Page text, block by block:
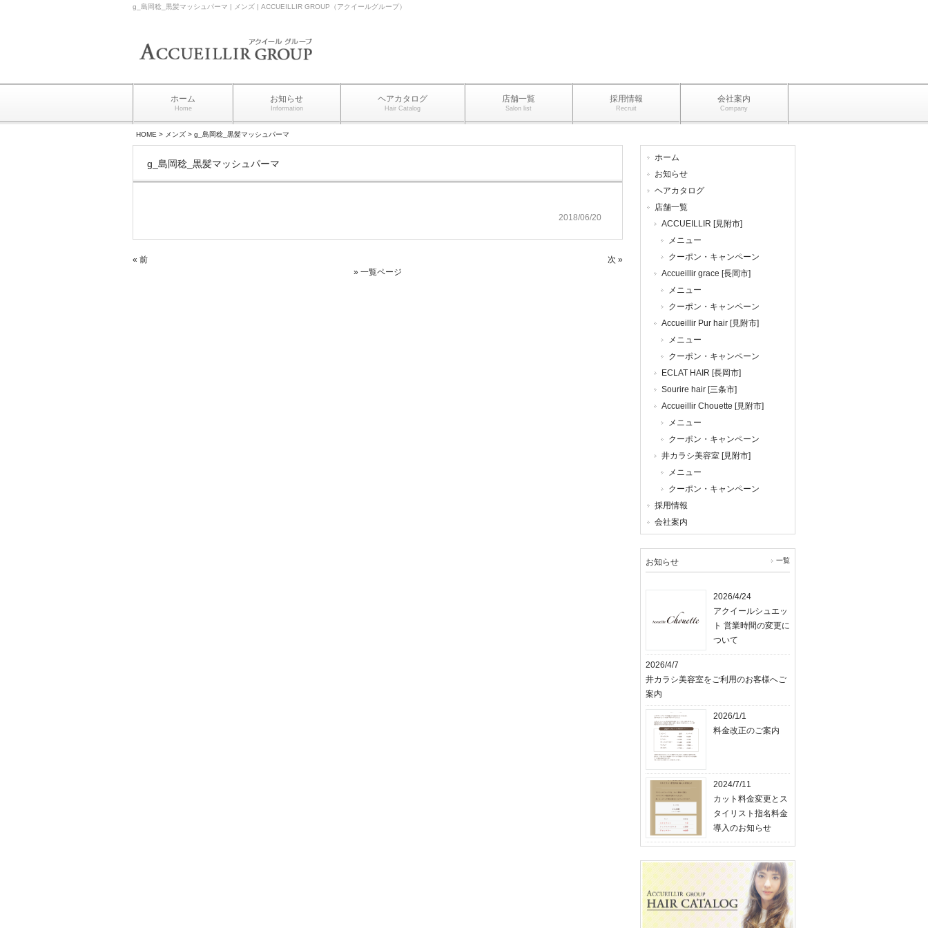
g_島岡稔_黒髪マッシュパーマ | メンズ | ACCUEILLIR GROUP（アクイールグループ）
ホーム
Home
お知らせ
Information
ヘアカタログ
Hair Catalog
店舗一覧
Salon list
採用情報
Recruit
会社案内
Company
HOME > メンズ > g_島岡稔_黒髪マッシュパーマ
g_島岡稔_黒髪マッシュパーマ
2018/06/20
« 前
次 »
» 一覧ページ
ホーム
お知らせ
ヘアカタログ
店舗一覧
ACCUEILLIR [見附市]
メニュー
クーポン・キャンペーン
Accueillir grace [長岡市]
メニュー
クーポン・キャンペーン
Accueillir Pur hair [見附市]
メニュー
クーポン・キャンペーン
ECLAT HAIR [長岡市]
Sourire hair [三条市]
Accueillir Chouette [見附市]
メニュー
クーポン・キャンペーン
井カラシ美容室 [見附市]
メニュー
クーポン・キャンペーン
採用情報
会社案内
お知らせ 一覧
2026/4/24
アクイールシュエッ
ト 営業時間の変更に
ついて
2026/4/7
井カラシ美容室をご利用のお客様へご
案内
2026/1/1
料金改正のご案内
2024/7/11
カット料金変更とス
タイリスト指名料金
導入のお知らせ